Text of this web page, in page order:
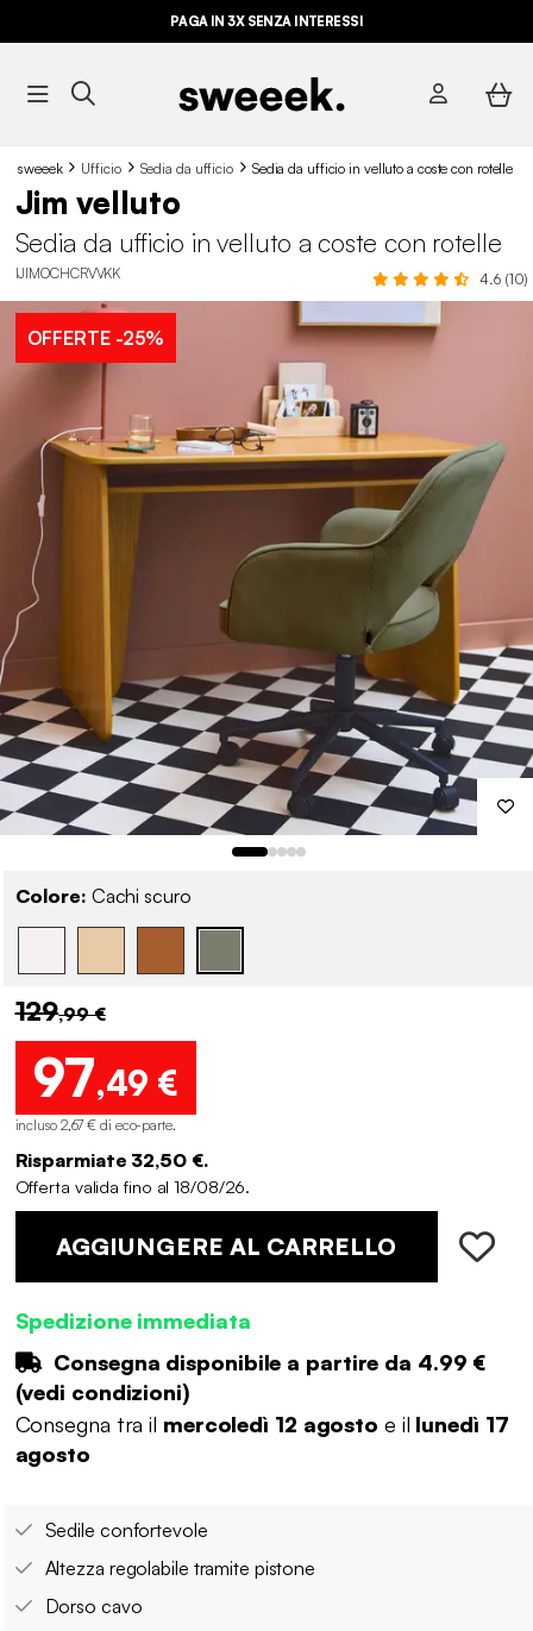
PAGA IN 3X SENZA INTERESSI
sweeek Ufficio Sedia da ufficio Sedia da ufficio in velluto a coste con rotelle
Jim velluto
Sedia da ufficio in velluto a coste con rotelle
IJIMOCHCRVVKK 4.6 (10)
OFFERTE-25%
Colore: Cachi scuro
129,99 €
97,49 €
incluso 2,67 € di eco-parte.
Risparmiate 32,50 €.
Offerta valida fino al 18/08/26.
AGGIUNGERE AL CARRELLO
Spedizione immediata
Consegna disponibile a partire da 4.99 €
(vedi condizioni)
Consegna tra il mercoledì 12 agosto e il lunedì 17
agosto
Sedile confortevole
Altezza regolabile tramite pistone
Dorso cavo